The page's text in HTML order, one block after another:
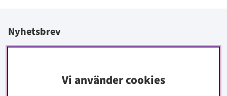
Nyhetsbrev
Vi använder cookies